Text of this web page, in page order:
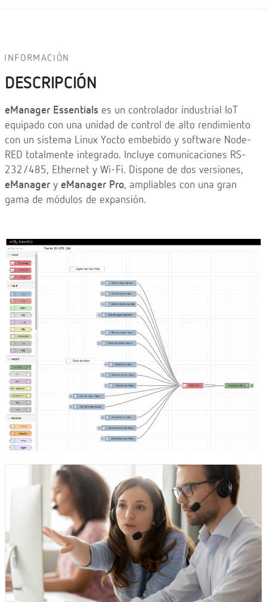
INFORMACIÓN
DESCRIPCIÓN
eManager Essentials es un controlador industrial IoT
equipado con una unidad de control de alto rendimiento
con un sistema Linux Yocto embebido y software Node-
RED totalmente integrado. Incluye comunicaciones RS-
232/485, Ethernet y Wi-Fi. Dispone de dos versiones,
eManager y eManager Pro, ampliables con una gran
gama de módulos de expansión.